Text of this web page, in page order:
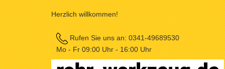
Herzlich willkommen!
Rufen Sie uns an: 0341-49689530
Mo - Fr 09:00 Uhr - 16:00 Uhr